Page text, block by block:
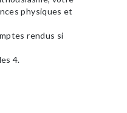
physiques et
rendus si
4.